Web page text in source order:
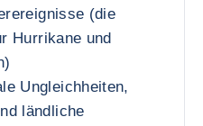
(die
Hurrikane und
Ungleichheiten,
ländliche